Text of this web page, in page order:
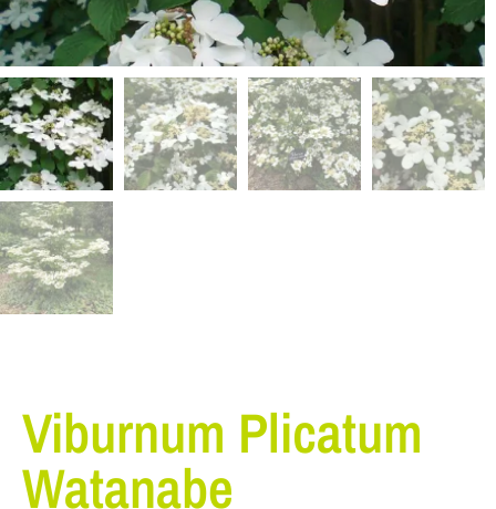
Viburnum Plicatum
Watanabe